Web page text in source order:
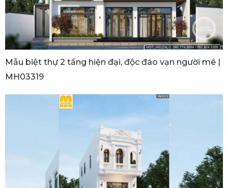
Mẫu biệt thự 2 tầng hiện đại, độc đáo vạn người mê |
MH03319